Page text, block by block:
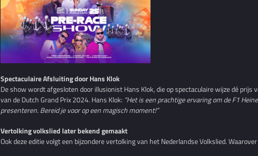
Spectaculaire Afsluiting door Hans Klok
De show wordt afgesloten door illusionist Hans Klok, die op spectaculaire wijze dé
van de Dutch Grand Prix 2024. Hans Klok: “Het is een prachtige ervaring om de F1
presenteren. Bereid je voor op een magisch moment!”
Vertolking volkslied later bekend gemaakt
Ook deze editie volgt een bijzondere vertolking van het Nederlandse Volkslied.